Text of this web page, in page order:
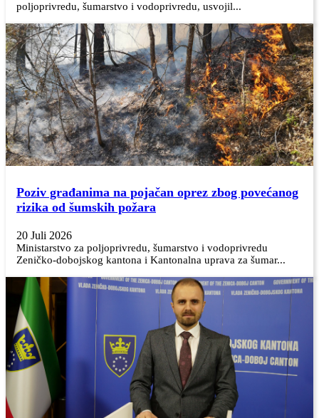
poljoprivredu, šumarstvo i vodoprivredu, usvojil...
Poziv građanima na pojačan oprez zbog povećanog
rizika od šumskih požara
20 Juli 2026
Ministarstvo za poljoprivredu, šumarstvo i vodoprivredu
Zeničko-dobojskog kantona i Kantonalna uprava za šumar...